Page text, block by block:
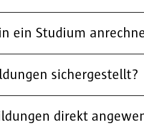
ein Studium
sichergestellt?
direkt